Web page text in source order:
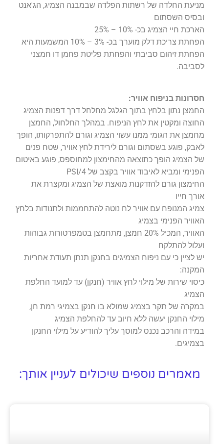
מניעת החלדה של רשתות הפלדה שבמבנה הצמיג, הג'אנט
ובסיס השסתום
הארכת חיי הצמיג בכ- 10% – 25%
הפחתת צריכת דלק מוערך בכ- 3% – 10% המשמעות היא
הפחתת זיהום סביבתי והפחתת פליטת פחמן דו חמצני
לסביבה.
חסרונות בניפוח אוויר:
החמצן נתון בלחץ בתוך הגלגל מחלחל דרך דפנות הצמיג
החוצה ומקטין את לחץ הניפוח. במהלך החלחול, החמצן
מחמצן את הגומי ממנו עשוי הצמיג וגורם להתפרקותו, הופך
לאבק, פוגע בשסתום וגורם לירידת לחץ אוויר, שטח פנים
של הצמיג הופך כתוצאה מהחימצון למחוספס, פוגע באיטום
הפנימי ומביא לאיבוד אוויר בקצב של PSI/4
החימצון גורם להזדקנות מואצת של הצמיג ומקצרת את
אורך חייו
צמיג המנופח עם אוויר לח נוטה להתחממות ולתנודות בלחץ
האוויר הפנימי בצמיג
האוויר, המכיל 20% חמצן, מתחמצן בטמפרטורות גבוהות
ועלול להתלקח
יש לציין כי עם ניפוח הצמיגים בחנקן תנתן תעודת אחריות
המקנה:
כיסוי שירות של מילוי לחץ אוויר (חנקן) עד למועד החלפת
הצמיג
במקרה של תקר בצמיג שמולא בו חנקן בצמיגי רמת חן,
מילוי החנקן יעשה ללא חיוב עד להחלפת הצמיג
במידה והרכב נכנס למוסך עליך להודיע על מילוי החנקן
בצמיגים.
מאמרים נוספים שיכולים לעניין אותך: